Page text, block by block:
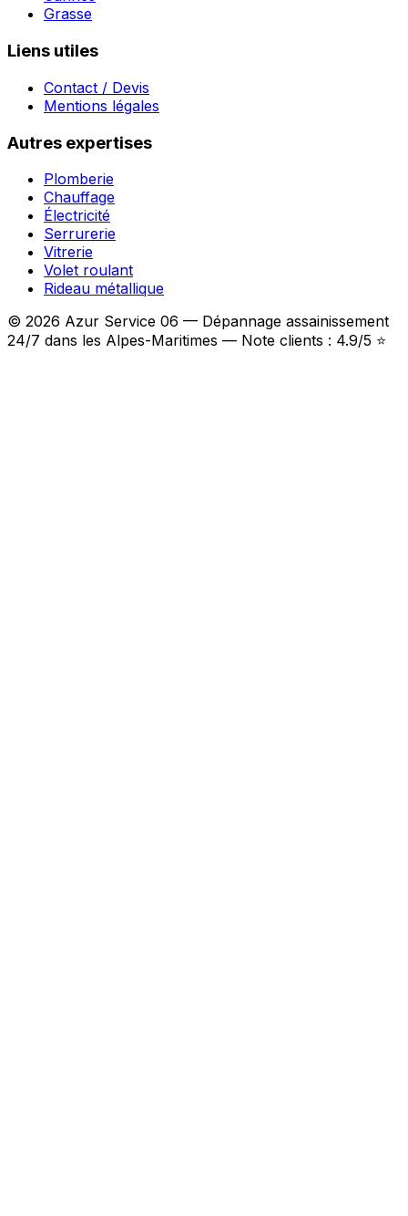
Grasse
Liens utiles
Contact / Devis
Mentions légales
Autres expertises
Plomberie
Chauffage
Électricité
Serrurerie
Vitrerie
Volet roulant
Rideau métallique
© 2026 Azur Service 06 — Dépannage assainissement
24/7 dans les Alpes-Maritimes — Note clients : 4.9/5 ⭐